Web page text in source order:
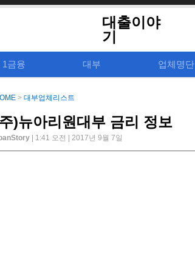
대출이야
기
1금융 대부 업체명단
> 대부업체리스트
)뉴아리원대부 금리 정보
| 1:41 오전 | 2017년 9월 7일